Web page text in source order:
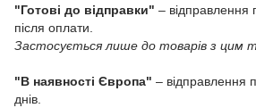
"Готові до відправки" – відправлення
після оплати.
Застосується лише до товарів з цим
"В наявності Європа" – відправлення
днів.